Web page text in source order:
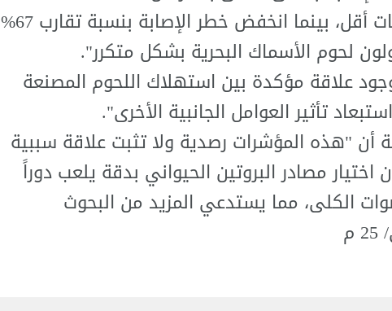
مقارنة بمن يتناولونه بكميات أقل، بينما انخفض خطر الإصابة بنسبة تقارب 67%
لحوم الأسماك البحرية بشكل متكرر".
علاقة مؤكدة بين استهلاك اللحوم المصنعة
تأثير العوامل الجانبية الأخرى".
أن "هذه المؤشرات رصدية ولا تثبت علاقة سببية
مصادر البروتين الحيواني بدقة يلعب دوراً
الكلى، مما يستدعي المزيد من البحوث